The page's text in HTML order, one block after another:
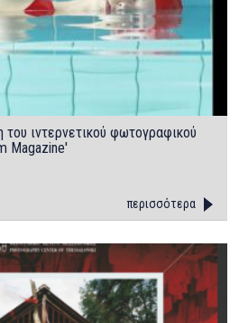
ιντερνετικού φωτογραφικού
Magazine'
περισσότερα